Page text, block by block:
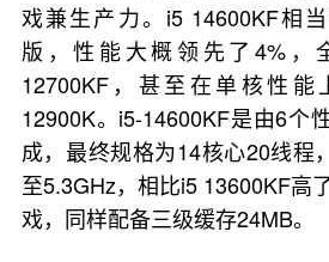
戏兼生产力。i5 14600KF相
版，性能大概领先了4%，
12700KF，甚至在单核性
12900K。i5-14600KF是由6个
成，最终规格为14核心20线程
至5.3GHz，相比i5 13600KF高
戏，同样配备三级缓存24MB。